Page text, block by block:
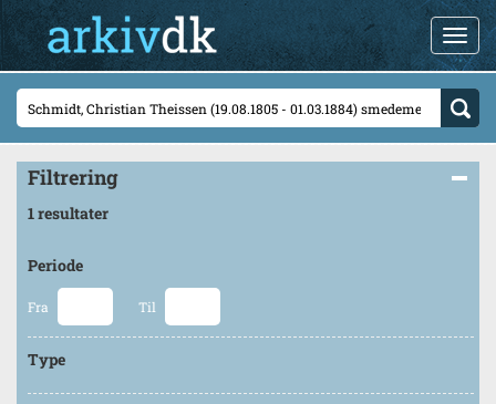
Filtrering
1 resultater
Periode
Fra Til
Type